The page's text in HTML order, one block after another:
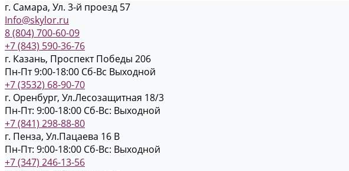
г. Самара, Ул. 3-й проезд 57
Info@skylor.ru
8 (804) 700-60-09
+7 (843) 590-36-76
г. Казань, Проспект Победы 206
Пн-Пт 9:00-18:00 Cб-Вс Выходной
+7 (3532) 68-90-70
г. Оренбург, Ул.Лесозащитная 18/3
Пн-Пт: 9:00-18:00 Cб-Вс: Выходной
+7 (841) 298-88-80
г. Пенза, Ул.Пацаева 16 В
Пн-Пт: 9:00-18:00 Cб-Вс: Выходной
+7 (347) 246-13-56